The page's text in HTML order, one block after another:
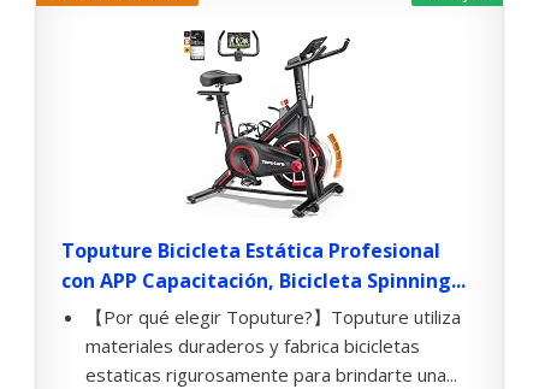
Toputure Bicicleta Estática Profesional
con APP Capacitación, Bicicleta Spinning...
【Por qué elegir Toputure?】Toputure utiliza
materiales duraderos y fabrica bicicletas
estaticas rigurosamente para brindarte una...